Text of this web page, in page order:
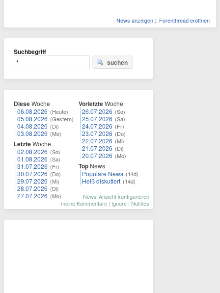
News anzeigen :: Forenthread eröffnen
Suchbegriff
suchen
DieseWoche
06.08.2026 (Heute)
05.08.2026 (Gestern)
04.08.2026 (Di)
03.08.2026 (Mo)
LetzteWoche
02.08.2026 (So)
01.08.2026 (Sa)
31.07.2026 (Fr)
30.07.2026 (Do)
29.07.2026 (Mi)
28.07.2026 (Di)
27.07.2026 (Mo)
VorletzteWoche
26.07.2026 (So)
25.07.2026 (Sa)
24.07.2026 (Fr)
23.07.2026 (Do)
22.07.2026 (Mi)
21.07.2026 (Di)
20.07.2026 (Mo)
Top News
Populäre News (14d)
Heiß diskutiert (14d)
News-Ansicht konfigurieren
meine Kommentare | Ignore | Notifies